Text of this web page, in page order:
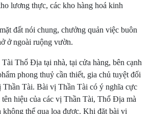
lương thực, các kho hàng hoá kinh
đất nói chung, chưởng quản việc buôn
ở ngoài ruộng vườn.
Thổ Địa tại nhà, tại cửa hàng, bên cạnh
phong thuỷ cần thiết, gia chủ tuyệt đối
Thần Tài. Bài vị Thần Tài có ý nghĩa cực
hiệu của các vị Thần Tài, Thổ Địa mà
không thể qua loa được. Khi đặt bài vị